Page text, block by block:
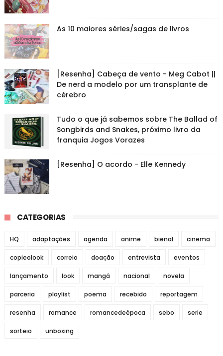
As 10 maiores séries/sagas de livros
[Resenha] Cabeça de vento - Meg Cabot ||
De nerd a modelo por um transplante de
cérebro
Tudo o que já sabemos sobre The Ballad of
Songbirds and Snakes, próximo livro da
franquia Jogos Vorazes
[Resenha] O acordo - Elle Kennedy
CATEGORIAS
HQ adaptações agenda anime bienal cinema
copieolook correio doação entrevista eventos
lançamento look mangá nacional novela
parceria playlist poema recebido reportagem
resenha romance romancedeépoca sebo serie
sorteio unboxing